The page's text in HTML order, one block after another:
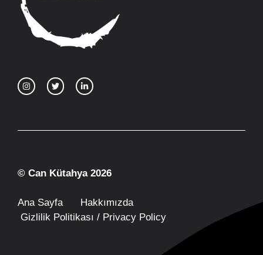
© Can Kütahya 2026
Ana Sayfa
Hakkımızda
Gizlilik Politikası / Privacy Policy